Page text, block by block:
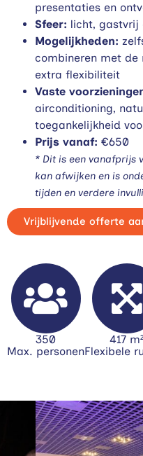
presentaties en
Sfeer: licht, gastvrij
Mogelijkheden:
combineren met de
extra flexibiliteit
Vaste
airconditioning,
toegankelijkheid
Prijs vanaf: €650
* Dit is een vanafprijs
kan afwijken en is
tijden en verdere
Vrijblijvende offerte
350
Max. personen
417 m²
Flexibele